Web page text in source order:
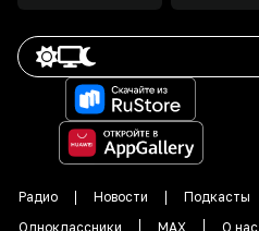
Радио Новости Подкасты
Одноклассники
MAX О нас